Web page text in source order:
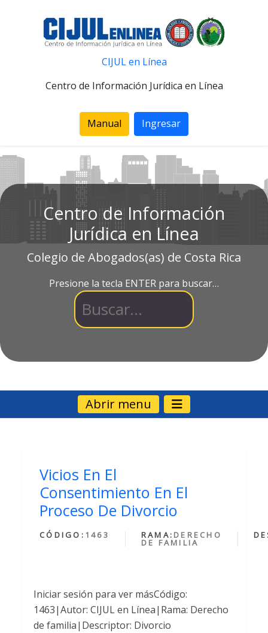
CIJUL en Línea
Centro de Información Jurídica en Línea
Manual Ingresar
Centro de Información
Jurídica en Línea
Colegio de Abogados(as) de Costa Rica
Presione la tecla ENTER para buscar…
Abrir menu
Vicios En El
Consentimiento En El
Proceso De Divorcio
CÓDIGO: 1463 RAMA: DERECHO
DE FAMILIA
Iniciar sesión para ver másCódigo:
1463|Autor: CIJUL en Línea|Rama: Derecho
de familia|Descriptor: Divorcio